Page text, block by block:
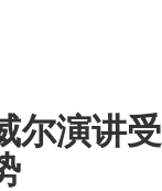
尔演讲